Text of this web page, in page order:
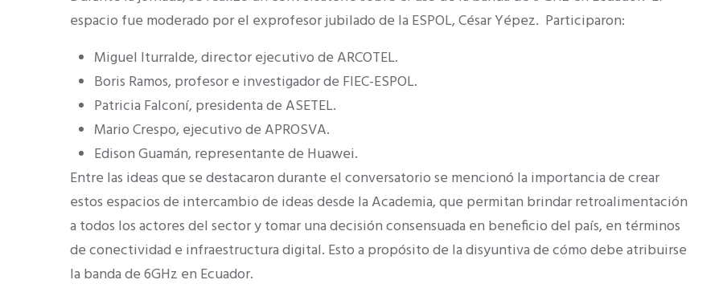
espacio fue moderado por el exprofesor jubilado de la ESPOL, César Yépez. Participaron:
Miguel Iturralde, director ejecutivo de ARCOTEL.
Boris Ramos, profesor e investigador de FIEC-ESPOL.
Patricia Falconí, presidenta de ASETEL.
Mario Crespo, ejecutivo de APROSVA.
Edison Guamán, representante de Huawei.
Entre las ideas que se destacaron durante el conversatorio se mencionó la importancia de crear
estos espacios de intercambio de ideas desde la Academia, que permitan brindar retroalimentación
a todos los actores del sector y tomar una decisión consensuada en beneficio del país, en términos
de conectividad e infraestructura digital. Esto a propósito de la disyuntiva de cómo debe atribuirse
la banda de 6GHz en Ecuador.